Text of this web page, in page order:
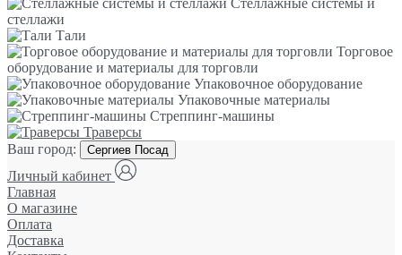
стеллажи
Тали
Торговое
оборудование и материалы для торговли
Упаковочное оборудование
Упаковочные материалы
Стреппинг-машины
Траверсы
Ваш город:
Сергиев Посад
Личный кабинет
Главная
О магазине
Оплата
Доставка